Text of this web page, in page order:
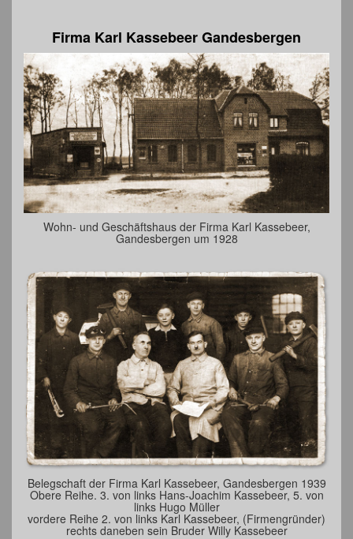
Firma Karl Kassebeer Gandesbergen
Wohn- und Geschäftshaus der Firma Karl Kassebeer,
Gandesbergen um 1928
Belegschaft der Firma Karl Kassebeer, Gandesbergen 1939
Obere Reihe. 3. von links Hans-Joachim Kassebeer, 5. von
links Hugo Müller
vordere Reihe 2. von links Karl Kassebeer, (Firmengründer)
rechts daneben sein Bruder Willy Kassebeer